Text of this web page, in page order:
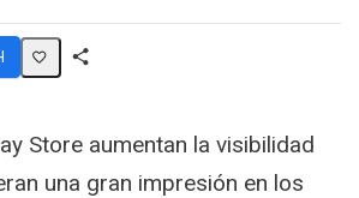
Store aumentan la visibilidad
una gran impresión en los